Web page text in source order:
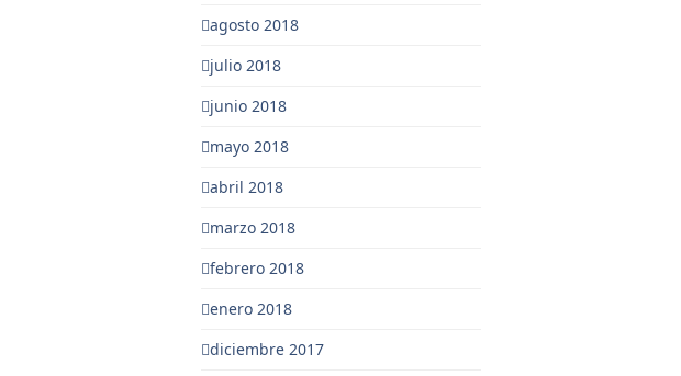
agosto 2018
julio 2018
junio 2018
mayo 2018
abril 2018
marzo 2018
febrero 2018
enero 2018
diciembre 2017